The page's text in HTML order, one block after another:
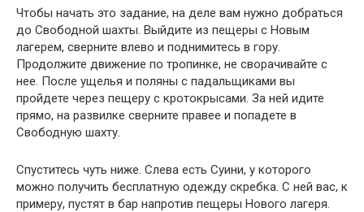
Чтобы начать это задание, на деле вам нужно добраться
до Свободной шахты. Выйдите из пещеры с Новым
лагерем, сверните влево и поднимитесь в гору.
Продолжите движение по тропинке, не сворачивайте с
нее. После ущелья и поляны с падальщиками вы
пройдете через пещеру с кротокрысами. За ней идите
прямо, на развилке сверните правее и попадете в
Свободную шахту.
Спуститесь чуть ниже. Слева есть Суини, у которого
можно получить бесплатную одежду скребка. С ней вас, к
примеру, пустят в бар напротив пещеры Нового лагеря.